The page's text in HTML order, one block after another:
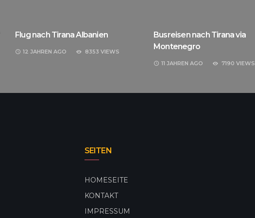
Flug nach Tirana Albanien
12 JAHREN AGO 8353 VIEWS
Busreisen nach Tirana via
Montenegro
11 JAHREN AGO 7190 VIEWS
SEITEN
HOMESEITE
KONTAKT
IMPRESSUM